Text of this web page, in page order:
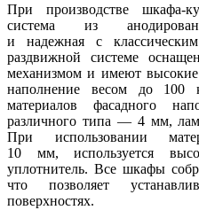
При производстве шкафа-
система из
и надежная с
раздвижной системе
механизмом и имеют
наполнение весом до 100
материалов фасадного
различного типа — 4 мм,
При использовании
10 мм, используется
уплотнитель. Все шкафы
что позволяет
поверхностях.